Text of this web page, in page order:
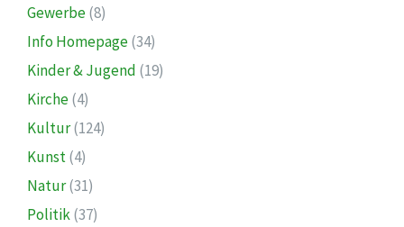
Gewerbe(8)
Info Homepage(34)
Kinder & Jugend (19)
Kirche(4)
Kultur(124)
Kunst(4)
Natur(31)
Politik(37)